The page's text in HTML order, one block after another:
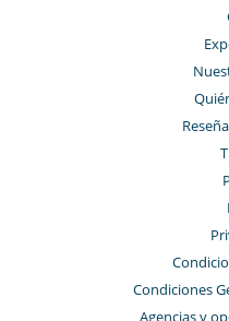
Condiciones
Agencias y